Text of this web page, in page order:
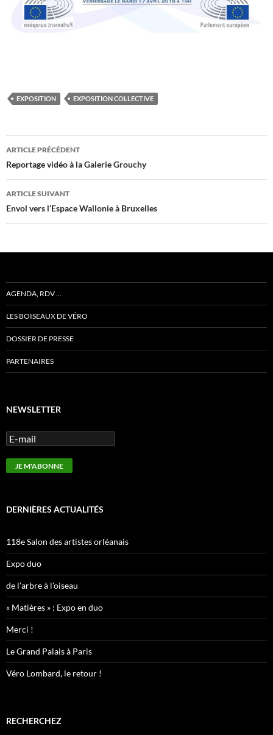
EXPOSITION EXPOSITION COLLECTIVE
Navigation
des
articles
ARTICLE PRÉCÉDENT
Reportage vidéo à la Galerie Grouchy
ARTICLE SUIVANT
Envol vers l’Espace Wallonie à Bruxelles
AGENDA, RDV …
LES BOISEAUX DE VÉRO
DOSSIER DE PRESSE
PARTENAIRES
NEWSLETTER
DERNIÈRES ACTUALITÉS
118e Salon des artistes orléanais
Expo duo
de l’arbre à l’oiseau
« Matières » : Expo en duo
Merci !
Le Grand Palais à Paris
Véro Lombard, le retour !
RECHERCHEZ